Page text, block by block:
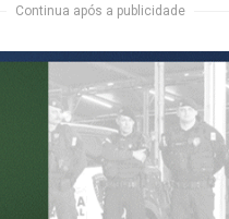
Continua após a publicidade